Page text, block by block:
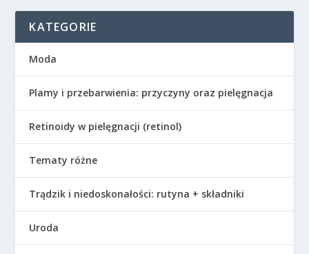
KATEGORIE
Moda
Plamy i przebarwienia: przyczyny oraz pielęgnacja
Retinoidy w pielęgnacji (retinol)
Tematy różne
Trądzik i niedoskonałości: rutyna + składniki
Uroda